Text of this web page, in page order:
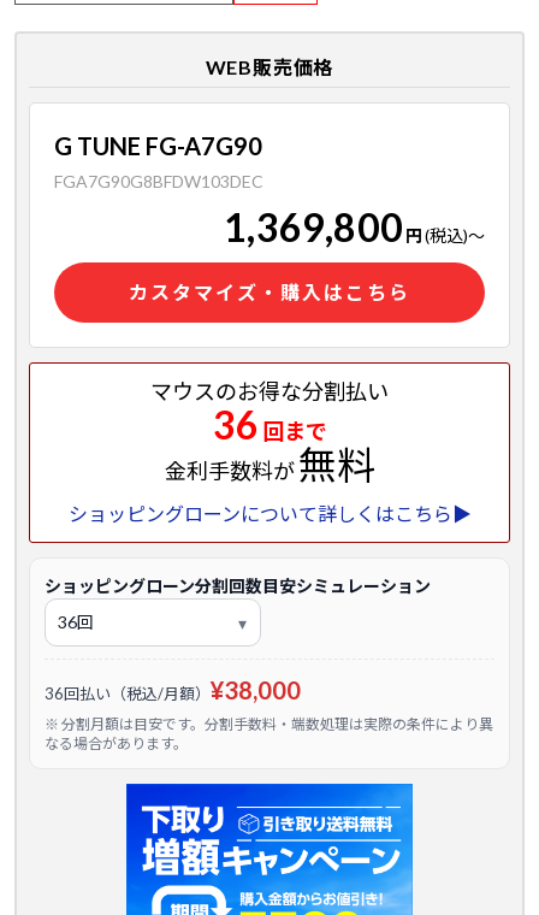
WEB販売価格
G TUNE FG-A7G90
FGA7G90G8BFDW103DEC
1,369,800 円(税込)～
カスタマイズ・購入はこちら
マウスのお得な分割払い
36 回まで
金利手数料が無料
ショッピングローンについて詳しくはこちら▶
ショッピングローン分割回数目安シミュレーション
36回払い（税込/月額） ¥38,000
※ 分割月額は目安です。分割手数料・端数処理は実際の条件により異
なる場合があります。